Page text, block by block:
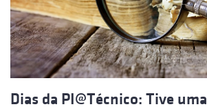
Dias da PI@Técnico: Tive